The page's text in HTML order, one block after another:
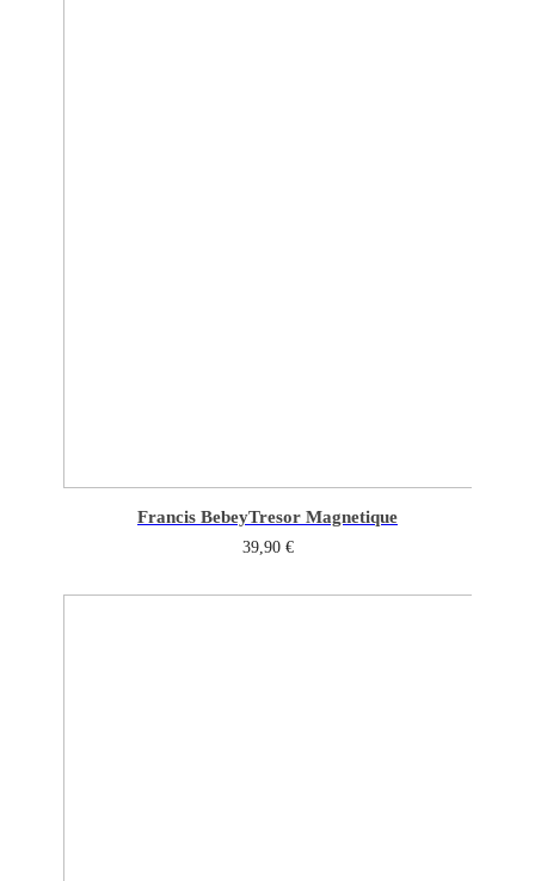
Francis BebeyTresor Magnetique
39,90 €